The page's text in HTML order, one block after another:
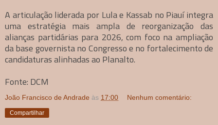
A articulação liderada por Lula e Kassab no Piauí integra
uma estratégia mais ampla de reorganização das
alianças partidárias para 2026, com foco na ampliação
da base governista no Congresso e no fortalecimento de
candidaturas alinhadas ao Planalto.
Fonte: DCM
João Francisco de Andrade às 17:00 Nenhum comentário:
Compartilhar